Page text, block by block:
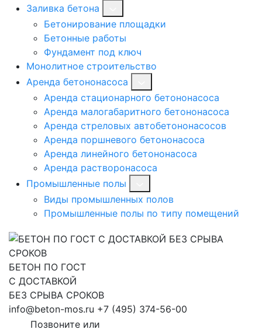
Заливка бетона
Бетонирование площадки
Бетонные работы
Фундамент под ключ
Монолитное строительство
Аренда бетононасоса
Аренда стационарного бетононасоса
Аренда малогабаритного бетононасоса
Аренда стреловых автобетононасосов
Аренда поршневого бетононасоса
Аренда линейного бетононасоса
Аренда растворонасоса
Промышленные полы
Виды промышленных полов
Промышленные полы по типу помещений
БЕТОН ПО ГОСТ
С ДОСТАВКОЙ
БЕЗ СРЫВА СРОКОВ
info@beton-mos.ru +7 (495) 374-56-00
Позвоните или